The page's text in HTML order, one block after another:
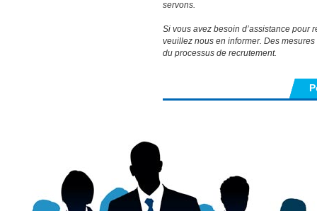
servons.
Si vous avez besoin d’assistance pour
veuillez nous en informer. Des
du processus de recrutement.